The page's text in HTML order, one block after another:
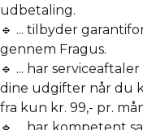
udbetaling.
🔹 ... tilbyder
gennem Fragus.
🔹 ... har
dine udgifter når du
fra kun kr. 99,- pr.